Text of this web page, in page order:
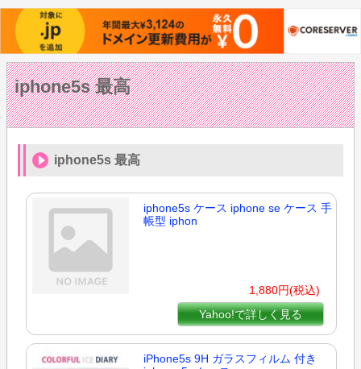
iphone5s 最高
iphone5s 最高
iphone5s ケース iphone se ケース 手
帳型 iphon
1,880円(税込)
Yahoo!で詳しく見る
iPhone5s 9H ガラスフィルム 付き